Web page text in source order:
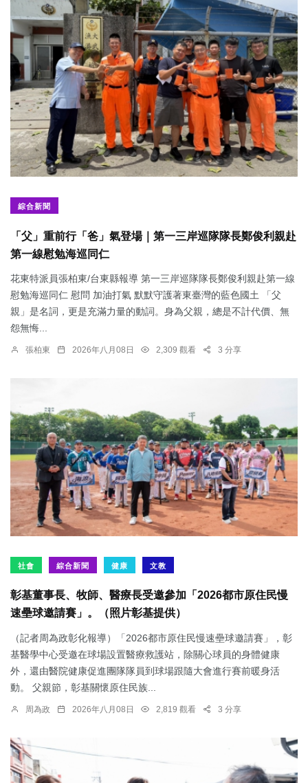
綜合新聞
「父」重前行「爸」氣登場｜第一三岸巡隊隊長鄭俊利親赴
第一線慰勉海巡同仁
花東特派員張柏東/台東縣報導 第一三岸巡隊隊長鄭俊利親赴第一線
慰勉海巡同仁 慰問 加油打氣 默默守護著東臺灣的藍色國土 「父
親」是名詞，更是充滿力量的動詞。身為父親，總是不計代價、無
怨無悔...
張柏東 2026年八月08日 2,309 觀看 3 分享
社會 綜合新聞 健康 文教
彰基董事長、牧師、醫療長受邀參加「2026都市原住民慢
速壘球邀請賽」。（照片彰基提供）
（記者周為政彰化報導）「2026都市原住民慢速壘球邀請賽」，彰
基醫學中心受邀在球場設置醫療救護站，除關心球員的身體健康
外，還由醫院健康促進團隊隊員到球場跟隨大會進行賽前暖身活
動。 父親節，彰基關懷原住民族...
周為政 2026年八月08日 2,819 觀看 3 分享